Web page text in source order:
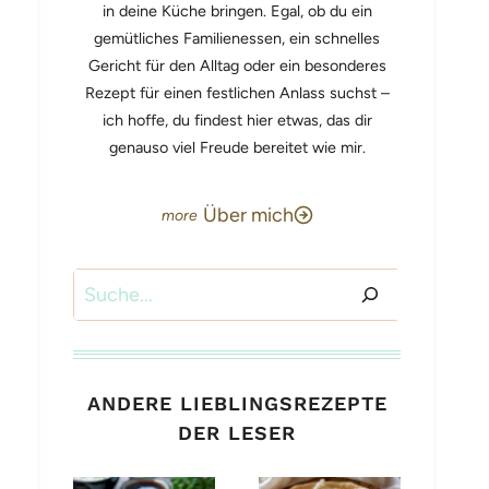
in deine Küche bringen. Egal, ob du ein
gemütliches Familienessen, ein schnelles
Gericht für den Alltag oder ein besonderes
Rezept für einen festlichen Anlass suchst –
ich hoffe, du findest hier etwas, das dir
genauso viel Freude bereitet wie mir.
Über mich
Suchen
ANDERE LIEBLINGSREZEPTE
DER LESER